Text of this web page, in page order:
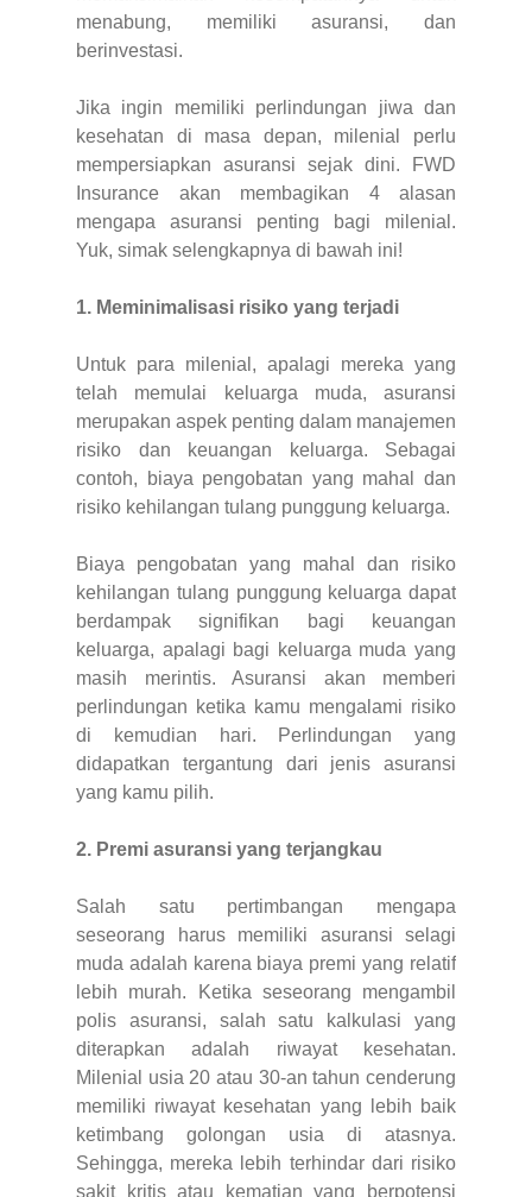
menabung, memiliki asuransi, dan
berinvestasi.
Jika ingin memiliki perlindungan jiwa dan
kesehatan di masa depan, milenial perlu
mempersiapkan asuransi sejak dini. FWD
Insurance akan membagikan 4 alasan
mengapa asuransi penting bagi milenial.
Yuk, simak selengkapnya di bawah ini!
1. Meminimalisasi risiko yang terjadi
Untuk para milenial, apalagi mereka yang
telah memulai keluarga muda, asuransi
merupakan aspek penting dalam manajemen
risiko dan keuangan keluarga. Sebagai
contoh, biaya pengobatan yang mahal dan
risiko kehilangan tulang punggung keluarga.
Biaya pengobatan yang mahal dan risiko
kehilangan tulang punggung keluarga dapat
berdampak signifikan bagi keuangan
keluarga, apalagi bagi keluarga muda yang
masih merintis. Asuransi akan memberi
perlindungan ketika kamu mengalami risiko
di kemudian hari. Perlindungan yang
didapatkan tergantung dari jenis asuransi
yang kamu pilih.
2. Premi asuransi yang terjangkau
Salah satu pertimbangan mengapa
seseorang harus memiliki asuransi selagi
muda adalah karena biaya premi yang relatif
lebih murah. Ketika seseorang mengambil
polis asuransi, salah satu kalkulasi yang
diterapkan adalah riwayat kesehatan.
Milenial usia 20 atau 30-an tahun cenderung
memiliki riwayat kesehatan yang lebih baik
ketimbang golongan usia di atasnya.
Sehingga, mereka lebih terhindar dari risiko
sakit kritis atau kematian yang berpotensi